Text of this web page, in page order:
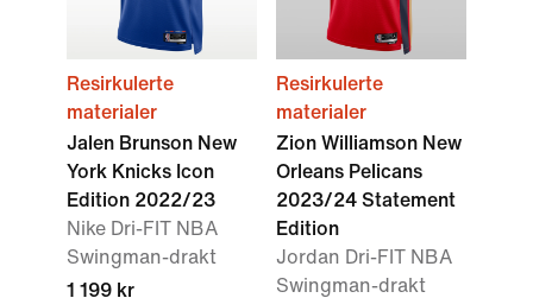
Resirkulerte
materialer
Jalen Brunson New
York Knicks Icon
Edition 2022/23
Nike Dri-FIT NBA
Swingman-drakt
1 199 kr
Resirkulerte
materialer
Zion Williamson New
Orleans Pelicans
2023/24 Statement
Edition
Jordan Dri-FIT NBA
Swingman-drakt